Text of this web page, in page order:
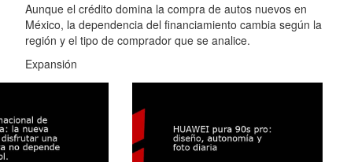
Aunque el crédito domina la compra de autos nuevos en
México, la dependencia del financiamiento cambia según la
región y el tipo de comprador que se analice.
Expansión